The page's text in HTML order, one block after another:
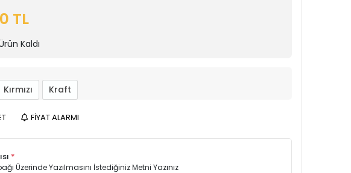
TL
Kaldı
Kırmızı Kraft
FİYAT ALARMI
*
Üzerinde Yazılmasını İstediğiniz Metni Yazınız